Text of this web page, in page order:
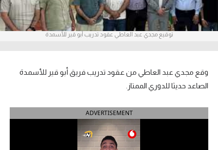
بطولات
أمريكا 2026
الدوري المصري
الدوري الإسباني
الدوري الإيطالي
توقيع مجدي عبد العاطي عقود تدريب أبو قير للأسمدة
وقع مجدي عبد العاطي من عقود تدريب فريق أبو قير للأسمدة
الصاعد حديثا للدوري الممتاز.
ADVERTISEMENT